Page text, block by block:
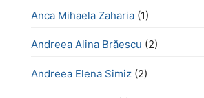
Anca Mihaela Zaharia (1)
Andreea Alina Brăescu (2)
Andreea Elena Simiz (2)